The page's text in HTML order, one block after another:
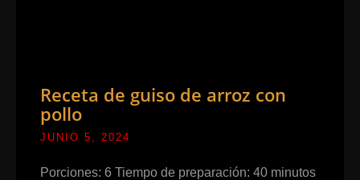
Receta de guiso de arroz con
pollo
JUNIO 5, 2024
Porciones: 6 Tiempo de preparación: 40 minutos